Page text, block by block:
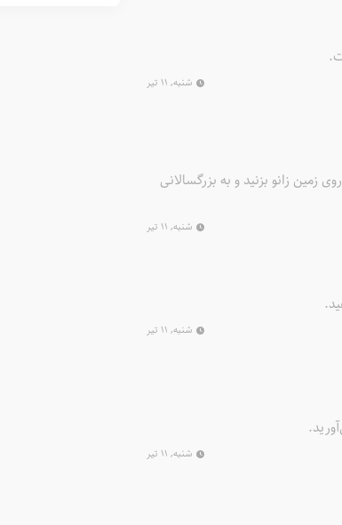
شنبه, ۱۱ تیر
زمین زانو بزنید و به بزرگسالانی
شنبه, ۱۱ تیر
شنبه, ۱۱ تیر
شنبه, ۱۱ تیر